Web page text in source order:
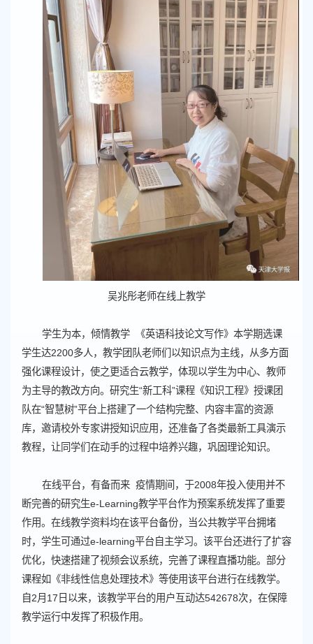
吴兆彤老师在线上教学
学生为本，倾情教学 《英语科技论文写作》本学期选课
学生达2200多人，教学团队老师们以知识点为主线，从多方面
强化课程设计，使之更适合云教学，体现以学生为中心、教师
为主导的教改方向。研究生“新工科”课程《知识工程》授课团
队在“智慧树”平台上搭建了一个结构完整、内容丰富的资源
库，邀请校外专家讲授知识应用，还准备了各类最新工具演示
教程，让同学们在动手的过程中培养兴趣，巩固理论知识。
在线平台，有备而来 疫情期间，于2008年投入使用并不
断完善的研究生e-Learning教学平台作为预案系统发挥了重要
作用。在线教学资料均在该平台备份，当公共教学平台拥堵
时，学生可通过e-learning平台自主学习。该平台还进行了扩容
优化，快速搭建了视频会议系统，完善了课程直播功能。部分
课程如《非线性信息处理技术》等使用该平台进行在线教学。
自2月17日以来，该教学平台的用户互动达542678次，在保障
教学运行中发挥了积极作用。